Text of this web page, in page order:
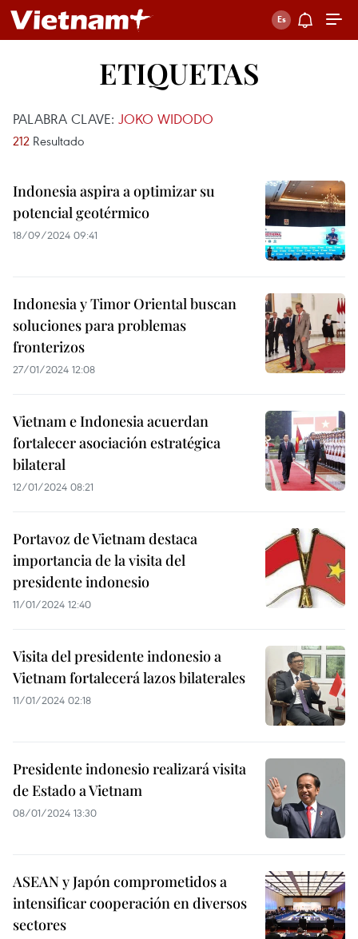
ETIQUETAS
PALABRA CLAVE: JOKO WIDODO
212 Resultado
Indonesia aspira a optimizar su
potencial geotérmico
18/09/2024 09:41
Indonesia y Timor Oriental buscan
soluciones para problemas
fronterizos
27/01/2024 12:08
Vietnam e Indonesia acuerdan
fortalecer asociación estratégica
bilateral
12/01/2024 08:21
Portavoz de Vietnam destaca
importancia de la visita del
presidente indonesio
11/01/2024 12:40
Visita del presidente indonesio a
Vietnam fortalecerá lazos bilaterales
11/01/2024 02:18
Presidente indonesio realizará visita
de Estado a Vietnam
08/01/2024 13:30
ASEAN y Japón comprometidos a
intensificar cooperación en diversos
sectores